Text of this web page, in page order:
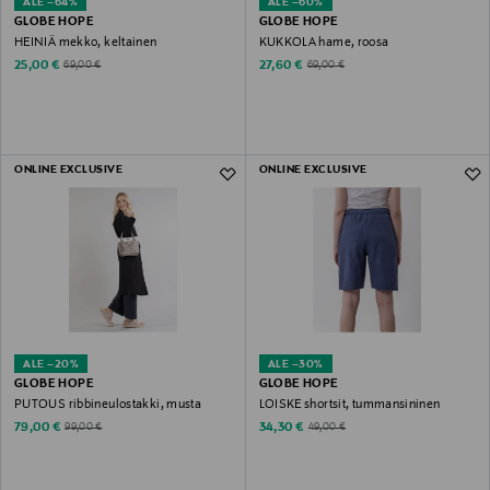
GLOBE HOPE
HEINIÄ mekko, keltainen
Discounted Price
25,00 € Original Price
69,00 €
GLOBE HOPE
KUKKOLA hame, roosa
Discounted Price
27,60 € Original Price
69,00 €
ALE –20%
ONLINE EXCLUSIVE
GLOBE HOPE
PUTOUS ribbineulostakki, musta
Discounted Price
79,00 € Original Price
99,00 €
ALE –30%
ONLINE EXCLUSIVE
GLOBE HOPE
LOISKE shortsit, tummansininen
Discounted Price
34,30 € Original Price
49,00 €